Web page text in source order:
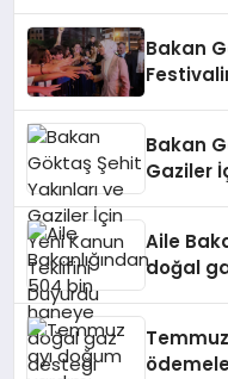
Bakan
Bakan
Gaziler
Aile
doğal